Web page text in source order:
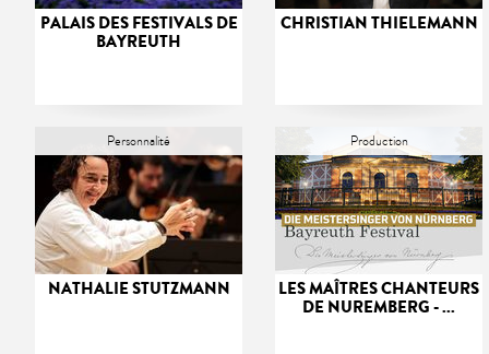
PALAIS DES FESTIVALS DE
BAYREUTH
CHRISTIAN THIELEMANN
Personnalité
NATHALIE STUTZMANN
Production
LES MAÎTRES CHANTEURS
DE NUREMBERG - ...